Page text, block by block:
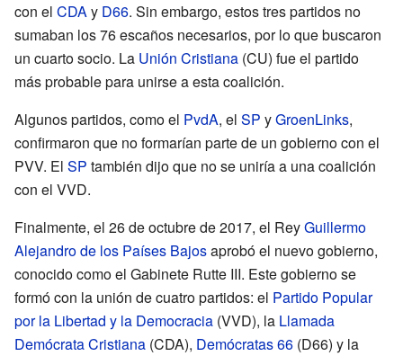
con el CDAy D66. Sin embargo, estos tres partidos no
sumaban los 76 escaños necesarios, por lo que buscaron
un cuarto socio. La Unión Cristiana (CU) fue el partido
más probable para unirse a esta coalición.
Algunos partidos, como el PvdA, el SP yGroenLinks,
confirmaron que no formarían parte de un gobierno con el
PVV. El SP también dijo que no se uniría a una coalición
con el VVD.
Finalmente, el 26 de octubre de 2017, el ReyGuillermo
Alejandro de los Países Bajosaprobó el nuevo gobierno,
conocido como el Gabinete Rutte III. Este gobierno se
formó con la unión de cuatro partidos: el Partido Popular
por la Libertad y la Democracia (VVD), la Llamada
Demócrata Cristiana (CDA), Demócratas 66 (D66) y la